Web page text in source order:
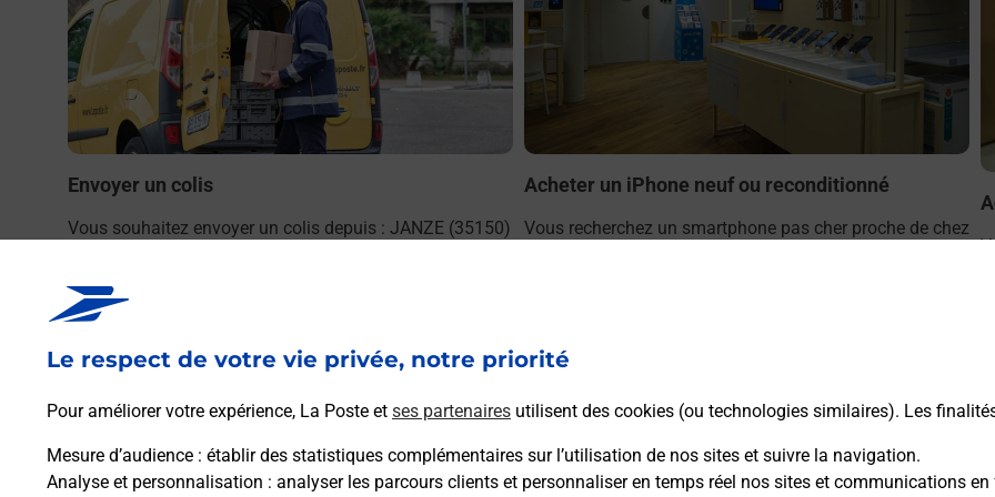
Le respect de votre vie privée, notre priorité
Pour améliorer votre expérience, La Poste et ses partenaires utilisent des cookies (ou technologies similaires). Les
Mesure d’audience : établir des statistiques complémentaires sur l’utilisation de nos sites et suivre la navigation.
Analyse et personnalisation : analyser les parcours clients et personnaliser en temps réel nos sites et communications
Envoyer un colis
Vous souhaitez envoyer un colis depuis : JANZE (35150)
En savoir plus
Acheter un iPhone neuf ou reconditionné
Vous recherchez un smartphone pas cher proche de chez